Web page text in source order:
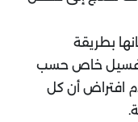
بطريقة
غسيل خاص حسب
افتراض أن كل